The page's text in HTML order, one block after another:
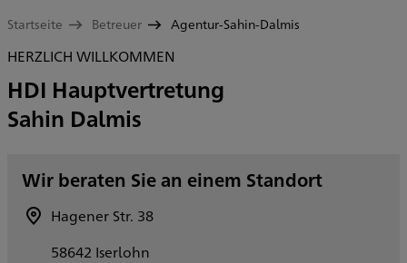
Startseite Betreuer Agentur-Sahin-Dalmis
HERZLICH WILLKOMMEN
HDI Hauptvertretung
Sahin Dalmis
Wir beraten Sie an einem Standort
Hagener Str. 38
58642 Iserlohn